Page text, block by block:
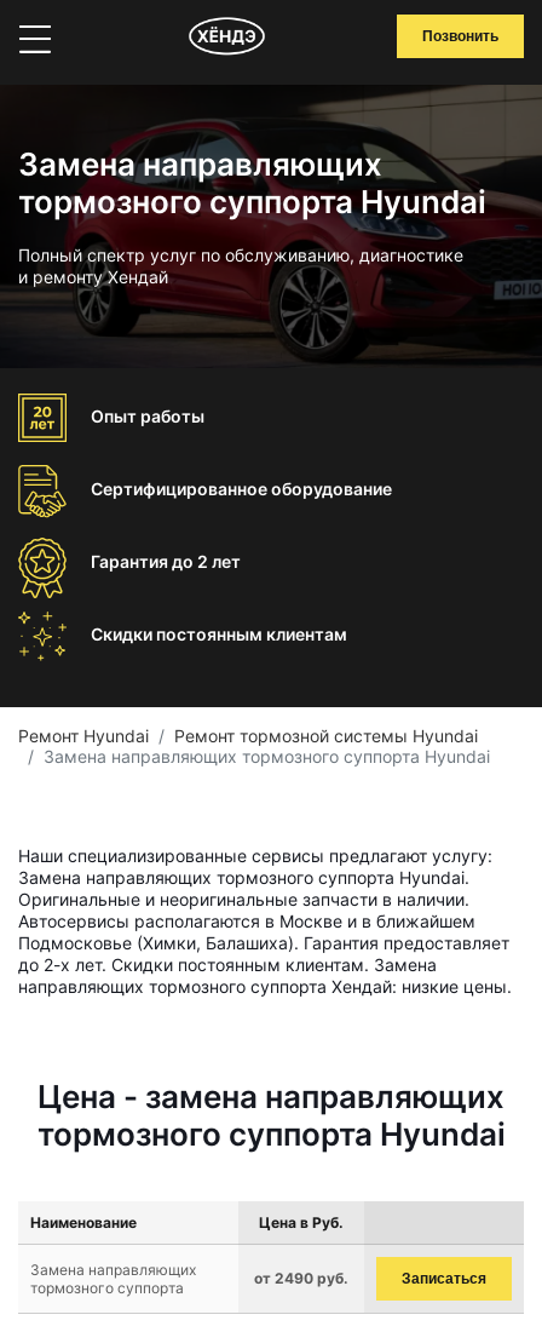
Позвонить
Замена направляющих
тормозного суппорта Hyundai
Полный спектр услуг по обслуживанию, диагностике
и ремонту Хендай
Опыт работы
Сертифицированноеоборудование
Гарантиядо 2 лет
Скидки постоянным клиентам
Ремонт Hyundai
Ремонт тормозной системы Hyundai
Замена направляющих тормозного суппорта Hyundai
Наши специализированные сервисы предлагают услугу:
Замена направляющих тормозного суппорта Hyundai.
Оригинальные и неоригинальные запчасти в наличии.
Автосервисы располагаются в Москве и в ближайшем
Подмосковье (Химки, Балашиха). Гарантия предоставляет
до 2-х лет. Скидки постоянным клиентам. Замена
направляющих тормозного суппорта Хендай: низкие цены.
Цена - замена направляющих
тормозного суппорта Hyundai
Наименование Цена в Руб.
Замена направляющих
тормозного суппорта
от 2490 руб. Записаться